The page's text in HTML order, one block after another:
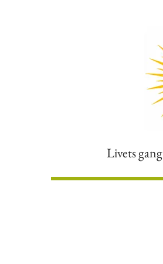
Livets gang